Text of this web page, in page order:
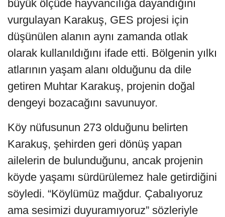
büyük ölçüde hayvancılığa dayandığını
vurgulayan Karakuş, GES projesi için
düşünülen alanın aynı zamanda otlak
olarak kullanıldığını ifade etti. Bölgenin yılkı
atlarının yaşam alanı olduğunu da dile
getiren Muhtar Karakuş, projenin doğal
dengeyi bozacağını savunuyor.
Köy nüfusunun 273 olduğunu belirten
Karakuş, şehirden geri dönüş yapan
ailelerin de bulunduğunu, ancak projenin
köyde yaşamı sürdürülemez hale getirdiğini
söyledi. “Köylümüz mağdur. Çabalıyoruz
ama sesimizi duyuramıyoruz” sözleriyle